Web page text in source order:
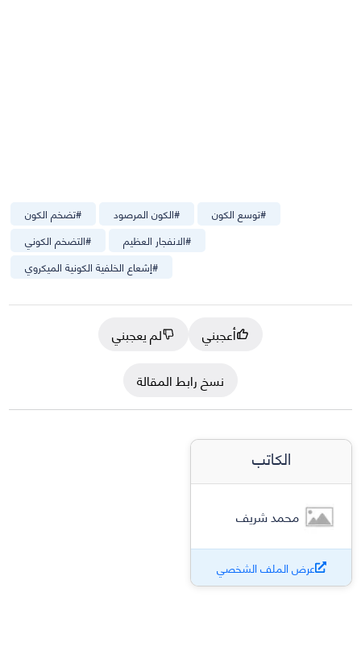
#تضخم الكون #الكون المرصود #توسع الكون
#التضخم الكوني #الانفجار العظيم
#إشعاع الخلفية الكونية الميكروي
أعجبني
لم يعجبني
نسخ رابط المقالة
الكاتب
محمد شريف
عرض الملف الشخصي